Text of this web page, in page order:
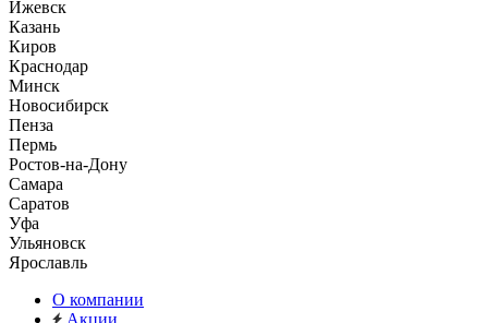
Ижевск
Казань
Киров
Краснодар
Минск
Новосибирск
Пенза
Пермь
Ростов-на-Дону
Самара
Саратов
Уфа
Ульяновск
Ярославль
О компании
Акции